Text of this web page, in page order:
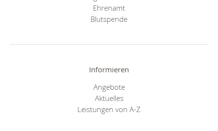
Ehrenamt
Blutspende
Informieren
Angebote
Aktuelles
Leistungen von A-Z